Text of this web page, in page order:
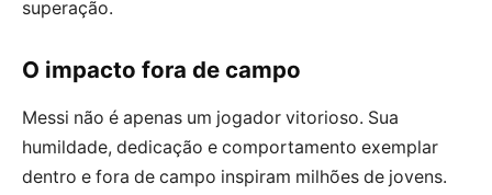
superação.
O impacto fora de campo
Messi não é apenas um jogador vitorioso. Sua
humildade, dedicação e comportamento exemplar
dentro e fora de campo inspiram milhões de jovens.